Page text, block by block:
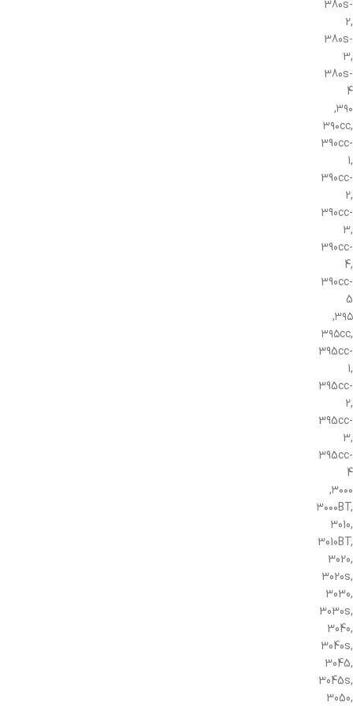
380s-
2,
380s-
3,
380s-
4
۳۹۰,
۳۹۰cc,
390cc-
1,
390cc-
2,
390cc-
3,
390cc-
4,
390cc-
5
۳۹۵,
۳۹۵cc,
395cc-
1,
395cc-
2,
395cc-
3,
395cc-
4
۳۰۰۰,
۳۰۰۰BT,
3010,
3010BT,
3020,
3020s,
3030,
3030s,
3040,
3040s,
3045,
3045s,
3050,